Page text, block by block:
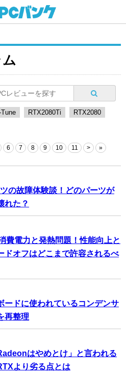
RTX2080Ti
RTX2080
6 7 8 9 10 11 > »
の故障体験談！どのパーツが
れた？
費電力と発熱問題！性能向上と
ドオフはどこまで許容されるべ
ードに使われているコンデンサ
再整理
はやめとけ」と言われる
より劣る点とは